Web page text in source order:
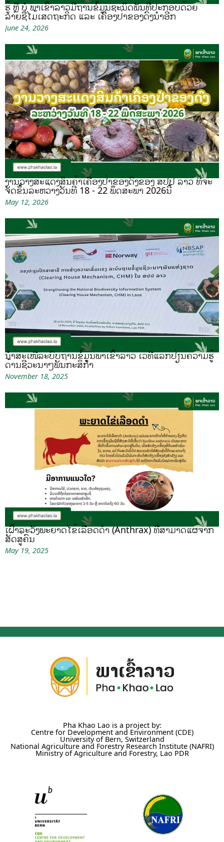
ຮູ້ ຫຼື ບໍ ພາເຂົ້າລາວມີຖານຂໍ້ມູນຊະນິດພັນທີ່ປະກອບດ້ວຍ
ລາຍຊື່ໄມ້ເສດຖະກິດ ແລະ ເຄື່ອງປ່າຂອງດົງນຳອີກ
June 24, 2026
ງານວາງສະແດງສິນຄ້າເຄື່ອງປ່າຂອງດົງຂອງ ສປປ ລາວ ທີ່ຈະ
ຈັດຂຶ້ນລະຫວ່າງວັນທີ 18 - 22 ພຶດສະພາ 2026ນີ້
May 12, 2026
ນຳສະເໜີລະບົບຖານຂໍ້ມູນພາເຂົ້າລາວ ເວທີແລກປ່ຽນຄວາມຮູ້
ດ້ານຊີວະນາໆພັນກະສິກຳ
November 18, 2025
ເຝົ້າລະວັງພະຍາດໄຂ້ເລືອດດຳ (Anthrax) ທີ່ສາມາດແຜ່ຈາກ
ສັດສູ່ຄົນ
May 19, 2025
Pha Khao Lao is a project by:
Centre for Development and Environment (CDE)
University of Bern, Switzerland
National Agriculture and Forestry Research Institute (NAFRI)
Ministry of Agriculture and Forestry, Lao PDR